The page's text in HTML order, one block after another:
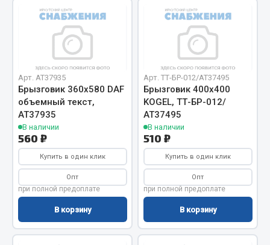
Коробка передач
Рулевое управление
Тормозная система
Показать ещё
Весь раздел
Запчасти HOWO
Тормозная система
Подвеска
Система питания
Система выпуска газа
Арт. AT37935
Брызговик 360х580 DAF
объемный текст,
АТ37935
В наличии
560 ₽
Купить в один клик
Опт
при полной предоплате
В корзину
Арт. ТТ-БР-012/AT37495
Брызговик 400х400
KOGEL, ТТ-БР-012/
АТ37495
В наличии
510 ₽
Купить в один клик
Опт
при полной предоплате
В корзину